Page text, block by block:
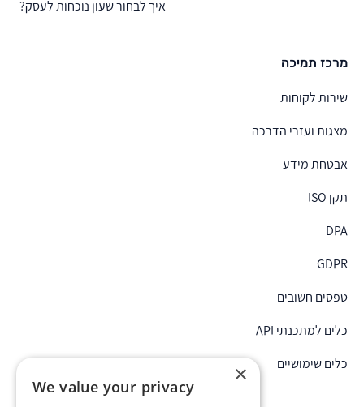
איך לבחור שעון נוכחות לעסק?
מרכז תמיכה
שירות לקוחות
מצגות ועזרי הדרכה
אבטחת מידע
תקן ISO
DPA
GDPR
טפסים חשובים
כלים למתכנתי API
כלים שימושיים ×
We value your privacy